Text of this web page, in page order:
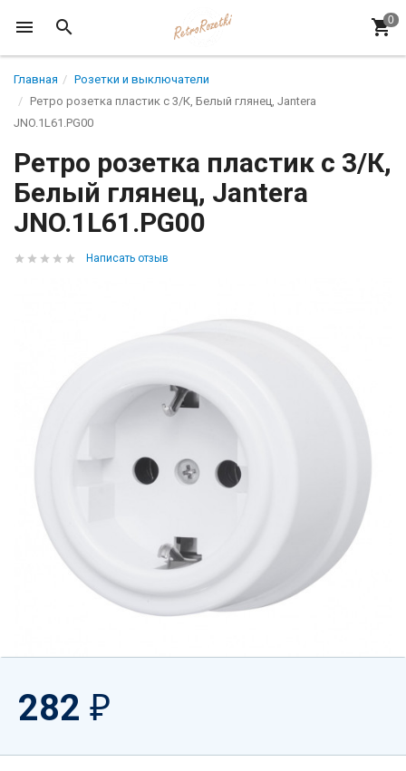
Главная
Розетки и выключатели
Ретро розетка пластик с 3/К, Белый глянец, Jantera
JNO.1L61.PG00
Ретро розетка пластик с 3/К,
Белый глянец, Jantera
JNO.1L61.PG00
Написать отзыв
282 ₽